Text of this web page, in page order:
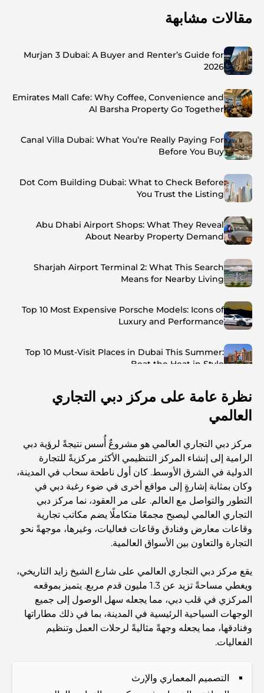
مقالات مشابهة
Murjan 3 Dubai: A Buyer and Renter’s Guide for
2026
Emirates Mall Cafe: Why Coffee, Convenience and
Al Barsha Property Go Together
Canal Villa Dubai: What You’re Really Paying For
Before You Buy
Dot Com Building Dubai: What to Check Before
You Trust the Listing
Abu Dhabi Airport Shops: What They Reveal
About Nearby Property Demand
Sharjah Airport Terminal 2: What This Search
Means for Nearby Living
Top 10 Most Expensive Porsche Models: Icons of
Luxury and Performance
Top 10 Must-Visit Places in Dubai This Summer:
Beat the Heat in Style
Top 7 Busiest Airports in the World: Hub of Global
Abu Dhabi vs Dubai: A Practical Comparison for
Investors and Residents
Best Schools in Downtown Dubai: A Guide for
Families
أشياء يمكنك القيام بها في دبي خلال فصل الصيف: دليلك الأمثل
للتغلب على الحرارة
أفضل الهدايا الفاخرة للرجال: أفكار هدايا مميزة وخالدة
Best Hotels in Business Bay, Dubai: Your Ultimate
Guide
نظرة عامة على مركز دبي التجاري
العالمي
مركز دبي التجاري العالمي هو مشروعٌ أُسس نتيجةً لرؤية دبي
الرامية إلى إنشاء المركز التنظيمي الأكثر مركزيةً للتجارة
الدولية في الشرق الأوسط. كان أول ناطحة سحاب في المدينة،
وكان بمثابة إشارةٍ إلى مواقع أخرى في ضوء رغبة دبي في
التطور والتواصل مع العالم. على مر العقود، نما مركز دبي
التجاري العالمي ليصبح مجمعًا متكاملًا يضم مكاتب تجارية
وقاعات معارض وفنادق وقاعات فعاليات، وغيرها، موجهةً نحو
التجارة والتعاون بين الأسواق العالمية.
يقع مركز دبي التجاري العالمي على شارع الشيخ زايد التاريخي،
ويغطي مساحةً تزيد عن 1.3 مليون قدم مربع. يتميز بموقعه
المركزي في قلب دبي، مما يجعله سهل الوصول إلى جميع
الوجهات السياحية الرئيسية في المدينة، بما في ذلك مطاراتها
وفنادقها، مما يجعله وجهةً مثاليةً لرحلات العمل وتنظيم
الفعاليات.
التصميم المعماري والإرث